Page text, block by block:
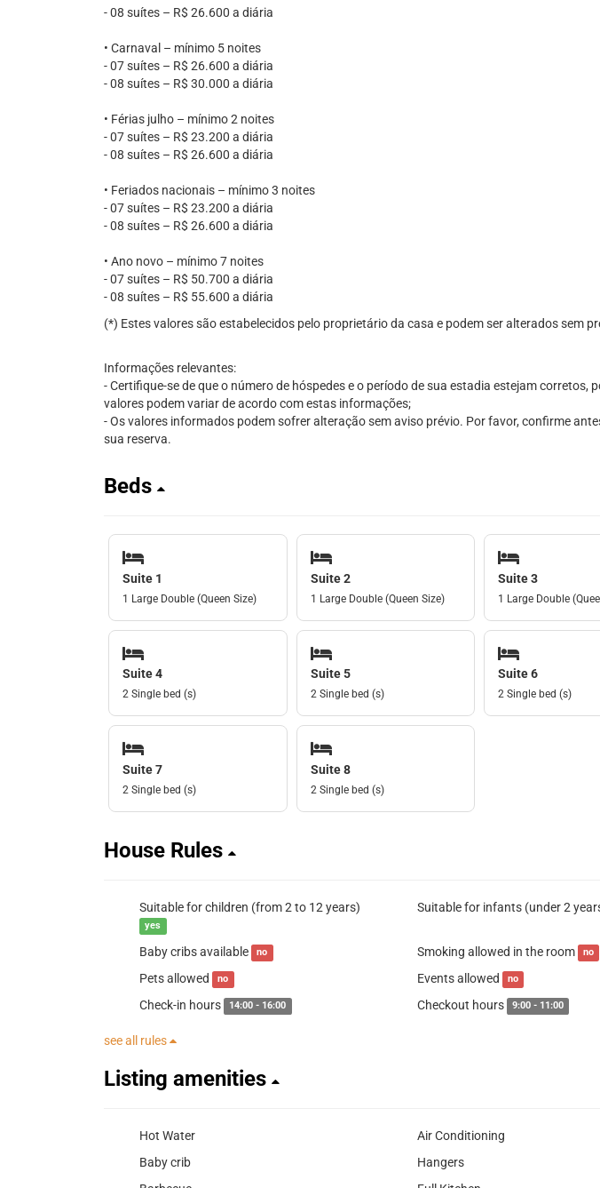
- 08 suítes – R$ 26.600 a diária
• Carnaval – mínimo 5 noites
- 07 suítes – R$ 26.600 a diária
- 08 suítes – R$ 30.000 a diária
• Férias julho – mínimo 2 noites
- 07 suítes – R$ 23.200 a diária
- 08 suítes – R$ 26.600 a diária
• Feriados nacionais – mínimo 3 noites
- 07 suítes – R$ 23.200 a diária
- 08 suítes – R$ 26.600 a diária
• Ano novo – mínimo 7 noites
- 07 suítes – R$ 50.700 a diária
- 08 suítes – R$ 55.600 a diária
(*) Estes valores são estabelecidos pelo proprietário da casa e podem ser alterados sem
Informações relevantes:
- Certifique-se de que o número de hóspedes e o período de sua estadia estejam corretos,
valores podem variar de acordo com estas informações;
- Os valores informados podem sofrer alteração sem aviso prévio. Por favor, confirme
sua reserva.
Beds
Suite 1
1 Large Double (Queen Size)
Suite 2
1 Large Double (Queen Size)
Suite 3
1 Large Double
Suite 4
2 Single bed (s)
Suite 5
2 Single bed (s)
Suite 6
2 Single bed (s)
Suite 7
2 Single bed (s)
Suite 8
2 Single bed (s)
House Rules
Suitable for children (from 2 to 12 years)
yes
Suitable for infants (under 2
Baby cribs available no Smoking allowed in the room no
Pets allowed no Events allowed no
Check-in hours 14:00 - 16:00 Checkout hours 9:00 - 11:00
see all rules
Listing amenities
Hot Water
Air Conditioning
Baby crib
Hangers